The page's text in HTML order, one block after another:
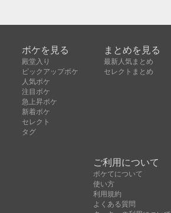
ボケを見る
殿堂入り
ピックアップボケ
人気ボケ
注目ボケ
急上昇ボケ
新着ボケ
セレクト
タグ
まとめを見る
最新人気まとめ
セレクトまとめ
ご利用について
ボケてについて
使い方
利用規約
よくある質問